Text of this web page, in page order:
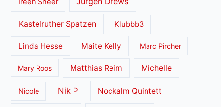
Ireen Sheer
Kastelruther Spatzen Klubbb3
Linda Hesse Maite Kelly Marc Pircher
Mary Roos Matthias Reim Michelle
Nicole Nik P Nockalm Quintett